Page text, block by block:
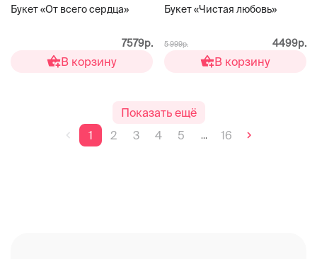
Букет «От всего сердца»
7579р.
В корзину
Букет «Чистая любовь»
5 999р. 4499р.
В корзину
Показать ещё
1
2 3 4 5 ... 16